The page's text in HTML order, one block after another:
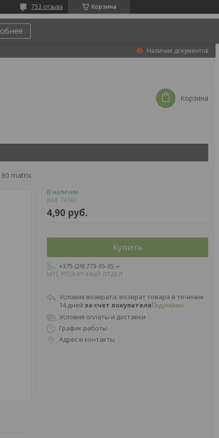
Корзина
753 отзыва
Наличие документов
Корзина
80 matrix
В наличии
Код: 74102
4,90 руб.
Купить
+375 (29) 773-35-35
МТС РОЗНИЧНЫЙ ОТДЕЛ
возврат товара в течение
14 дней за счет покупателя Подробнее
Условия оплаты и доставки
График работы
Адрес и контакты